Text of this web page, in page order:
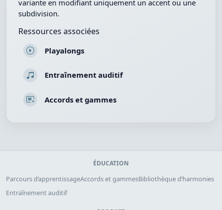
variante en modifiant uniquement un accent ou une
subdivision.
Ressources associées
Playalongs
Entraînement auditif
Accords et gammes
ÉDUCATION
Parcours d’apprentissageAccords et gammesBibliothèque d’harmonies
Entraînement auditif